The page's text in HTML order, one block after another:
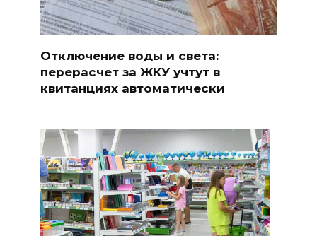
Отключение воды и света:
перерасчет за ЖКУ учтут в
квитанциях автоматически